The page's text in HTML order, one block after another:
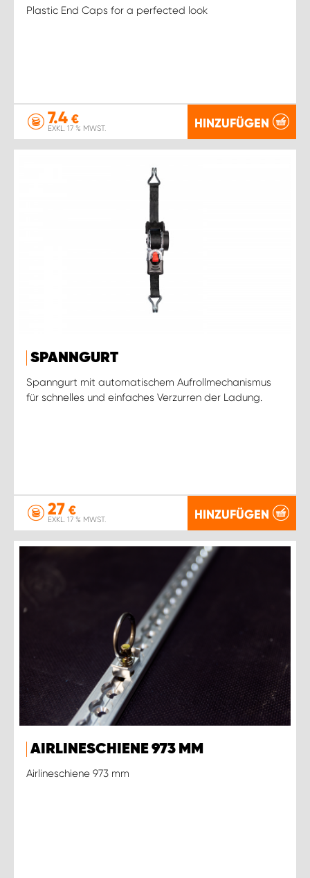
Plastic End Caps for a perfected look
7.4 €
EXKL. 17 % MWST. HINZUFÜGEN
SPANNGURT
Spanngurt mit automatischem Aufrollmechanismus
für schnelles und einfaches Verzurren der Ladung.
27 €
EXKL. 17 % MWST. HINZUFÜGEN
AIRLINESCHIENE 973 MM
Airlineschiene 973 mm